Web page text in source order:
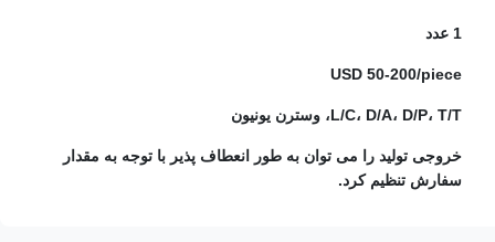
1 عدد
USD 50-200/piece
L/C، D/A، D/P، T/T، وسترن یونیون
خروجی تولید را می توان به طور انعطاف پذیر با توجه به مقدار
سفارش تنظیم کرد.